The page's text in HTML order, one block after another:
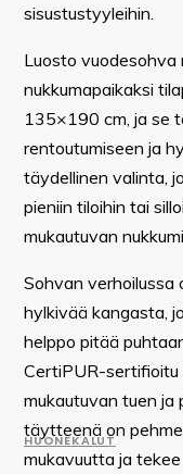
HUONEKALUT
sisustustyyleihin.
Luosto vuodesohva
nukkumapaikaksi
135×190 cm, ja se
rentoutumiseen ja
täydellinen valinta,
pieniin tiloihin tai
mukautuvan
Sohvan verhoilussa
hylkivää kangasta,
helppo pitää
CertiPUR-sertifioitu
mukautuvan tuen ja
täytteenä on
mukavuutta ja